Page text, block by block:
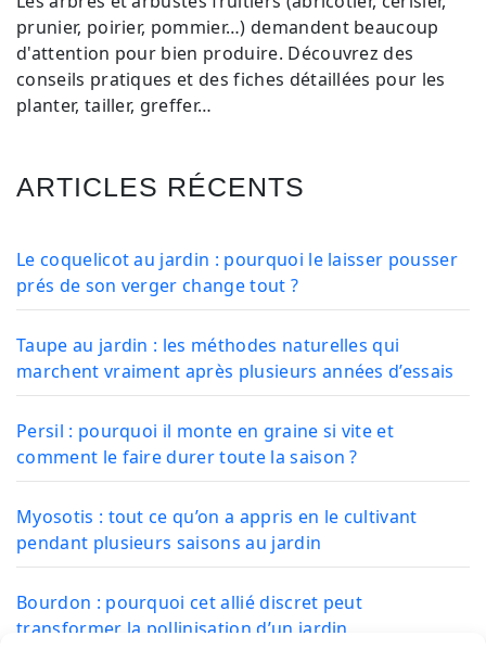
prunier, poirier, pommier…) demandent beaucoup
d'attention pour bien produire. Découvrez des
conseils pratiques et des fiches détaillées pour les
planter, tailler, greffer…
ARTICLES RÉCENTS
Le coquelicot au jardin : pourquoi le laisser pousser
prés de son verger change tout ?
Taupe au jardin : les méthodes naturelles qui
marchent vraiment après plusieurs années d’essais
Persil : pourquoi il monte en graine si vite et
comment le faire durer toute la saison ?
Myosotis : tout ce qu’on a appris en le cultivant
pendant plusieurs saisons au jardin
Bourdon : pourquoi cet allié discret peut
transformer la pollinisation d’un jardin